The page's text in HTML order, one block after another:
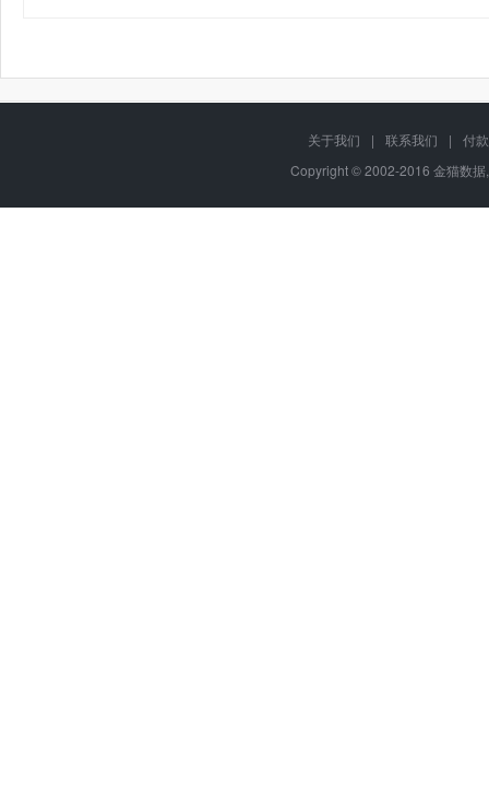
关于我们 | 联系我们 |
付
Copyright © 2002-2016 金猫数